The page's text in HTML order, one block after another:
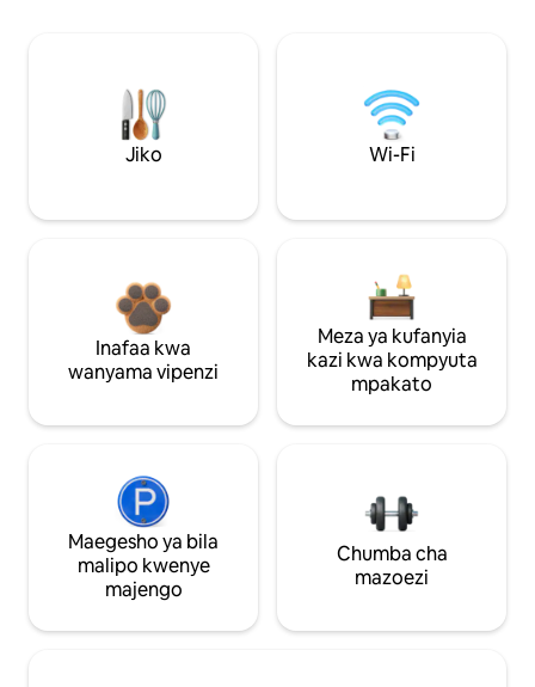
Jiko Wi-Fi
Inafaa kwa
wanyama vipenzi
Meza ya kufanyia
kazi kwa kompyuta
mpakato
Maegesho ya bila
malipo kwenye
majengo
Chumba cha
mazoezi